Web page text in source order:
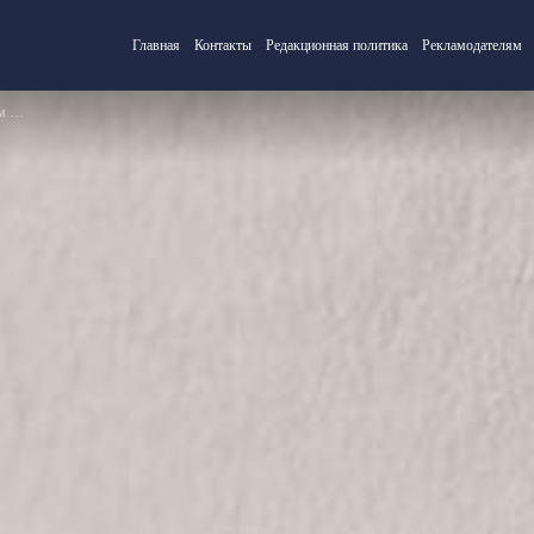
Главная Контакты Редакционная политика Рекламодателям